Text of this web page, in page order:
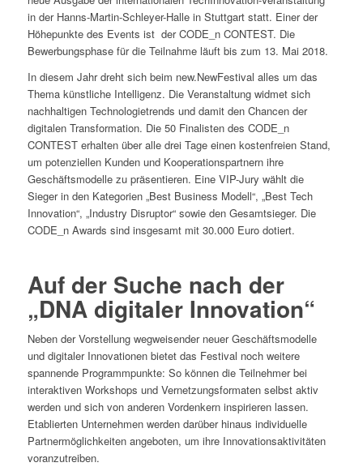
in der Hanns-Martin-Schleyer-Halle in Stuttgart statt. Einer der
Höhepunkte des Events ist der CODE_n CONTEST. Die
Bewerbungsphase für die Teilnahme läuft bis zum 13. Mai 2018.
In diesem Jahr dreht sich beim new.NewFestival alles um das
Thema künstliche Intelligenz. Die Veranstaltung widmet sich
nachhaltigen Technologietrends und damit den Chancen der
digitalen Transformation. Die 50 Finalisten des CODE_n
CONTEST erhalten über alle drei Tage einen kostenfreien Stand,
um potenziellen Kunden und Kooperationspartnern ihre
Geschäftsmodelle zu präsentieren. Eine VIP-Jury wählt die
Sieger in den Kategorien „Best Business Modell“, „Best Tech
Innovation“, „Industry Disruptor“ sowie den Gesamtsieger. Die
CODE_n Awards sind insgesamt mit 30.000 Euro dotiert.
Auf der Suche nach der
„DNA digitaler Innovation“
Neben der Vorstellung wegweisender neuer Geschäftsmodelle
und digitaler Innovationen bietet das Festival noch weitere
spannende Programmpunkte: So können die Teilnehmer bei
interaktiven Workshops und Vernetzungsformaten selbst aktiv
werden und sich von anderen Vordenkern inspirieren lassen.
Etablierten Unternehmen werden darüber hinaus individuelle
Partnermöglichkeiten angeboten, um ihre Innovationsaktivitäten
voranzutreiben.